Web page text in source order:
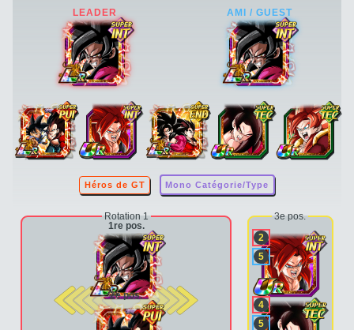
Héros de GT Mono Catégorie/Type
Rotation 1
1re pos.
2e pos.
3e pos.
2
5
4
5